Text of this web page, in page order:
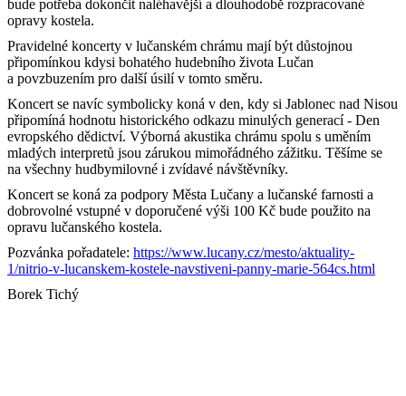
bude potřeba dokončit naléhavější a dlouhodobě rozpracované
opravy kostela.
Pravidelné koncerty v lučanském chrámu mají být důstojnou
připomínkou kdysi bohatého hudebního života Lučan
a povzbuzením pro další úsilí v tomto směru.
Koncertse navíc symbolicky koná v den, kdy si Jablonec nad Nisou
připomíná hodnotu historického odkazu minulých generací - Den
evropského dědictví. Výborná akustika chrámu spolu s uměním
mladých interpretů jsou zárukou mimořádného zážitku. Těšíme se
na všechny hudbymilovné i zvídavé návštěvníky.
Koncertse koná za podpory Města Lučany a lučanské farnosti a
dobrovolné vstupné v doporučené výši 100 Kč bude použito na
opravu lučanského kostela.
Pozvánka pořadatele: https://www.lucany.cz/mesto/aktuality-
1/nitrio-v-lucanskem-kostele-navstiveni-panny-marie-564cs.html
Borek Tichý